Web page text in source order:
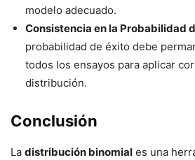
modelo adecuado.
Consistencia en la Probabilidad
probabilidad de éxito debe
todos los ensayos para aplicar
distribución.
Conclusión
La distribución binomial es una